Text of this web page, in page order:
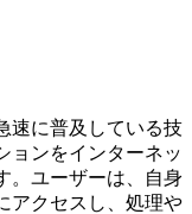
速に普及している技
ョンをインターネッ
。ユーザーは、自身
アクセスし、処理や